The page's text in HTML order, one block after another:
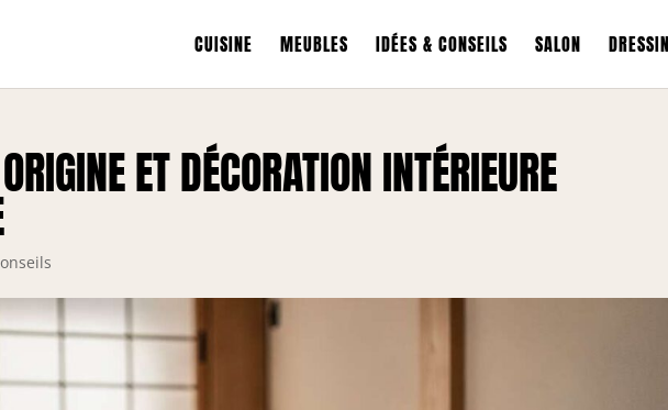
CUISINE MEUBLES IDÉES & CONSEILS SALON
ET DÉCORATION INTÉRIEURE